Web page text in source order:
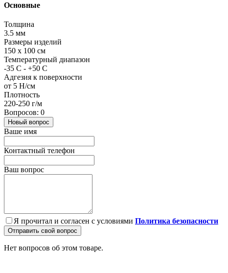
Основные
Толщина
3.5 мм
Размеры изделий
150 х 100 см
Температурный диапазон
-35 С - +50 С
Адгезия к поверхности
от 5 Н/см
Плотность
220-250 г/м
Вопросов: 0
Новый вопрос
Ваше имя
Контактный телефон
Ваш вопрос
Я прочитал и согласен с условиями Политика безопасности
Отправить свой вопрос
Нет вопросов об этом товаре.